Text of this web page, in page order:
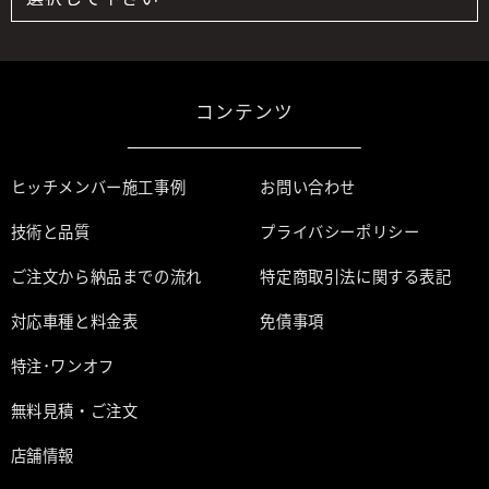
コンテンツ
ヒッチメンバー施工事例
技術と品質
ご注文から納品までの流れ
対応車種と料金表
特注･ワンオフ
無料見積・ご注文
店舗情報
お問い合わせ
プライバシーポリシー
特定商取引法に関する表記
免債事項